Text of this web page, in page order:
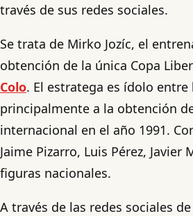
través de sus redes sociales.
Se trata de Mirko Jozíc, el
obtención de la única Copa
Colo. El estratega es ídolo entre
principalmente a la obtención
internacional en el año 1991.
Jaime Pizarro, Luis Pérez, Javier
figuras nacionales.
A través de las redes sociales de